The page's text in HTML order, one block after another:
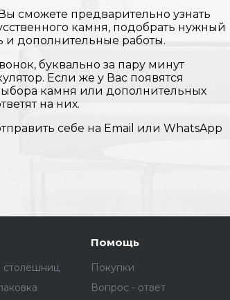
сможете предварительно узнать
камня, подобрать нужный
и дополнительные работы.
буквально за пару минут
Если же у Вас появятся
камня или дополнительных
на них.
себе на Email или WhatsApp
столешниц
Помощь
Покупки
Вопрос - ответ